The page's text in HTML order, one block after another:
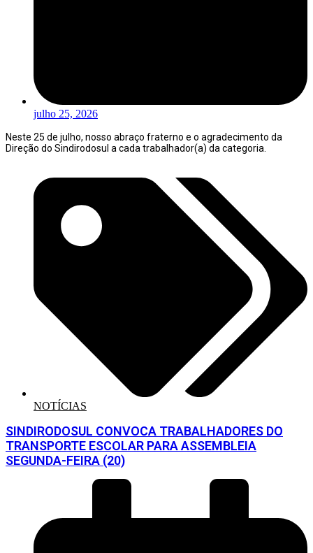
julho 25, 2026
Neste 25 de julho, nosso abraço fraterno e o agradecimento da
Direção do Sindirodosul a cada trabalhador(a) da categoria.
NOTÍCIAS
SINDIRODOSUL CONVOCA TRABALHADORES DO
TRANSPORTE ESCOLAR PARA ASSEMBLEIA
SEGUNDA-FEIRA (20)